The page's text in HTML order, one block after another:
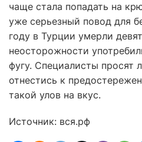
чаще стала попадать на
уже серьезный повод для
году в Турции умерли
неосторожности
фугу. Специалисты просят
отнестись к
такой улов на вкус.
Источник: вся.рф